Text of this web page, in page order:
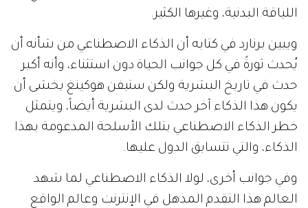
اللياقة البدنية، وغيرها الكثير.
ويبين برنارد في كتابه أن الذكاء الاصطناعي من شأنه أن
يُحدث ثورةً في كل جوانب الحياة دون استثناء، وأنه أكبر
حدث في تاريخ البشرية ولكن ستيفن هوكينغ يخشى أن
يكون هذا الذكاء آخر حدث لدى البشرية أيضاً، ويتمثل
خطر الذكاء الاصطناعي بتلك الأسلحة المدعومة بهذا
الذكاء، والتي تتسابق الدول عليها.
وفي جوانب أخرى، لولا الذكاء الاصطناعي لما شهد
العالم هذا التقدم المذهل في الإنترنت وعالم الواقع